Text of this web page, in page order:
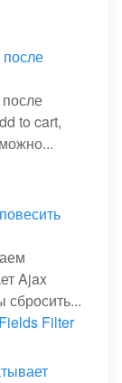
после
to cart,
Ajax
сбросить...
Filter